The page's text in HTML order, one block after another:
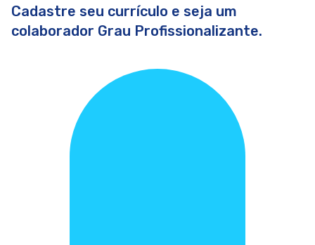
Cadastre seu currículo e seja um
colaborador Grau Profissionalizante.